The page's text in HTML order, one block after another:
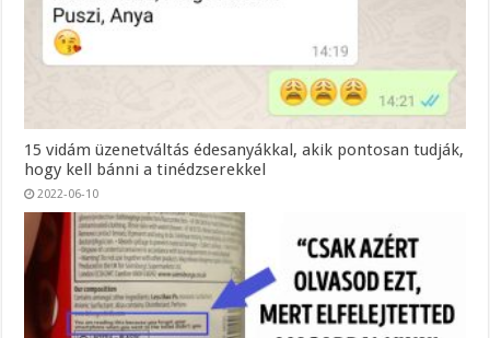
15 vidám üzenetváltás édesanyákkal, akik pontosan tudják,
hogy kell bánni a tinédzserekkel
2022-06-10